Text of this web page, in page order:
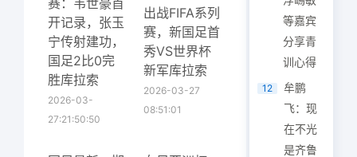
赛：韦世豪首
开记录，张玉
宁传射建功，
国足2比0完
胜库拉索
2026-03-
27:21:50:50
出战FIFA系列
赛，新国足首
秀VS世界杯
新军库拉索
2026-03-27
08:51:01
等嘉宾
分享青
训心得
12
牟鹏
飞：现
在不光
是齐鲁